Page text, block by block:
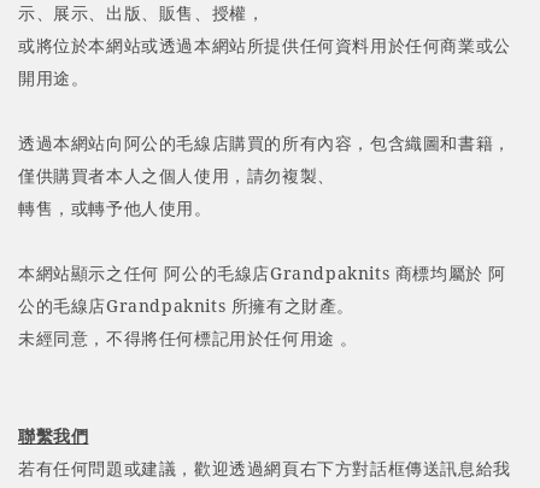
示、展示、出版、販售、授權，
或將位於本網站或透過本網站所提供任何資料用於任何商業或公
開用途。
透過本網站向阿公的毛線店購買的所有內容，包含織圖和書籍，
僅供購買者本人之個人使用，請勿複製、
轉售，或轉予他人使用。
本網站顯示之任何 阿公的毛線店Grandpaknits 商標均屬於 阿
公的毛線店Grandpaknits 所擁有之財產。
未經同意，不得將任何標記用於任何用途 。
聯繫我們
若有任何問題或建議，歡迎透過網頁右下方對話框傳送訊息給我